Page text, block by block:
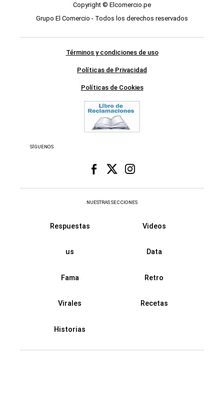
Copyright © Elcomercio.pe
Grupo El Comercio - Todos los derechos reservados
Términos y condiciones de uso
Políticas de Privacidad
Políticas de Cookies
SÍGUENOS
NUESTRAS SECCIONES
Respuestas Videos
us Data
Fama Retro
Virales Recetas
Historias